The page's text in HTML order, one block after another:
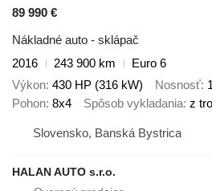
89 990 €
Nákladné auto - sklápač
2016
243 900 km
Euro 6
Výkon 430 HP (316 kW) Nosnosť
Pohon 8x4 Spôsob vykladania z
Slovensko, Banská Bystrica
HALAN AUTO s.r.o.